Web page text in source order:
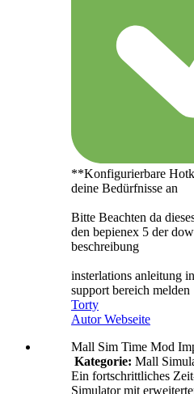
**Konfigurierbare
deine Bedürfnisse an
Bitte Beachten da
den bepienex 5 der
beschreibung
insterlations anleitung
support bereich melden
Torty
Autor Webseite
Mall Sim Time Mod
Kategorie: Mall
Ein fortschrittliches
Simulator mit